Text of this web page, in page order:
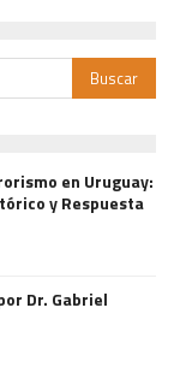
en Uruguay:
y Respuesta
Dr. Gabriel